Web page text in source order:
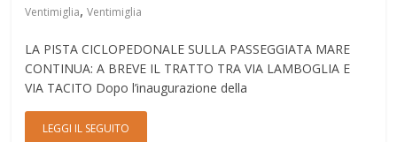
Ventimiglia,Ventimiglia
LA PISTA CICLOPEDONALE SULLA PASSEGGIATA MARE
CONTINUA: A BREVE IL TRATTO TRA VIA LAMBOGLIA E
VIA TACITO Dopo l’inaugurazione della
LEGGI IL SEGUITO